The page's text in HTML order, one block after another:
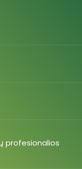
profesionalios